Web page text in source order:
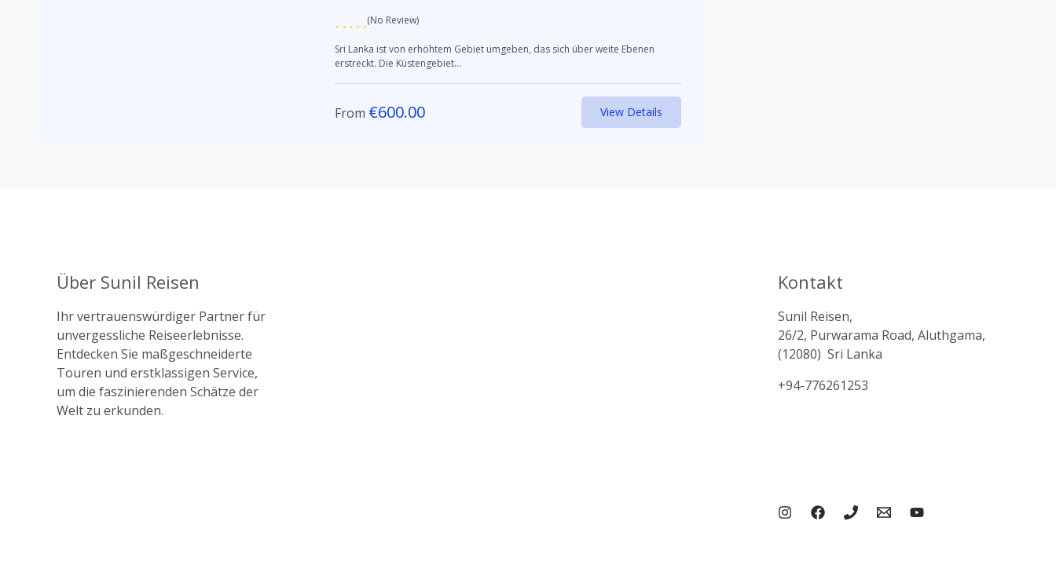
(No Review)
Sri Lanka ist von erhöhtem Gebiet umgeben, das sich über weite Ebenen
erstreckt. Die Küstengebiet...
From €600.00 View Details
Über Sunil Reisen
Ihr vertrauenswürdiger Partner für
unvergessliche Reiseerlebnisse.
Entdecken Sie maßgeschneiderte
Touren und erstklassigen Service,
um die faszinierenden Schätze der
Welt zu erkunden.
Kontakt
Sunil Reisen,
26/2, Purwarama Road, Aluthgama,
(12080) Sri Lanka
+94-776261253